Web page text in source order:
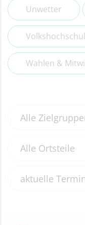
Unwetter
Wahlen &